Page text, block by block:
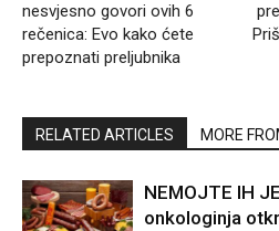
nesvjesno govori ovih 6
rečenica: Evo kako ćete
prepoznati preljubnika
RELATED ARTICLES MORE
NEMOJTE IH
onkologinja